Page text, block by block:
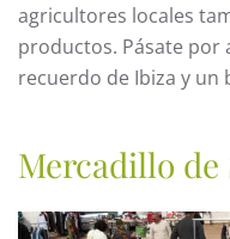
agricultores locales
productos. Pásate por
recuerdo de Ibiza y un
Mercadillo de